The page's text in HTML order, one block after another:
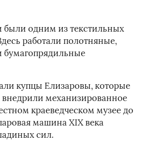
были одним из текстильных
работали полотняные,
купцы Елизаровы, которые
механизированное
краеведческом музее до
машина XIX века
сил.